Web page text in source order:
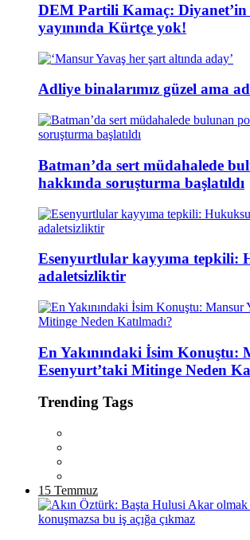
DEM Partili Kamaç:
yayınında Kürtçe yok!
Adliye binalarımız güzel ama
Batman’da sert müdahalede
hakkında soruşturma başlatıldı
Esenyurtlular kayyıma tepkili:
adaletsizliktir
En Yakınındaki İsim Konuştu:
Esenyurt’taki Mitinge Neden
Trending Tags
15 Temmuz